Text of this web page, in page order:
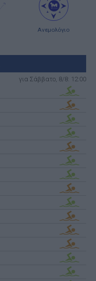
Ανεμολόγιο
για Σάββατο, 8/8: 12:00